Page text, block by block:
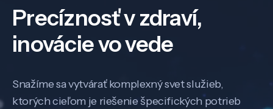
Precíznosť v zdraví,
inovácie vo vede
Snažíme sa vytvárať komplexný svet služieb,
ktorých cieľom je riešenie špecifických potrieb